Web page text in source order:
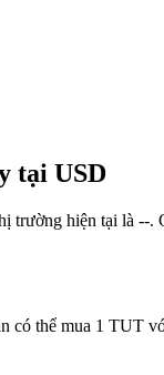
tại USD
trường hiện tại là
có thể mua 1 TUT